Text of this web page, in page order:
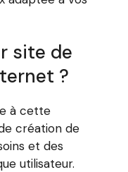
site de
?
à cette
création de
et des
utilisateur.